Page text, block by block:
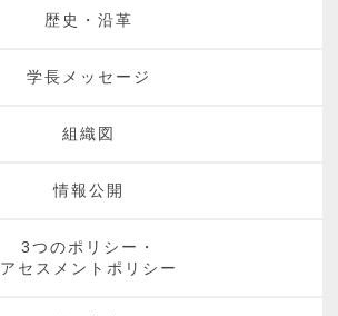
歴史・沿革
学長メッセージ
組織図
情報公開
3つのポリシー・
アセスメントポリシー